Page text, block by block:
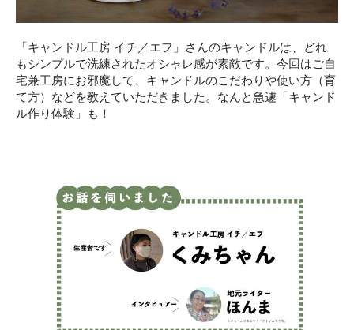
「キャンドル工房 イチ／エフ」さんのキャンドルは、どれ
もシンプルで洗練されたオシャレ感が素敵です。今回はご自
宅兼工房にお邪魔して、キャンドルのこだわりや使い方（育
て方）などを教えていただきました。なんと急遽「キャンド
ル作り体験」も！